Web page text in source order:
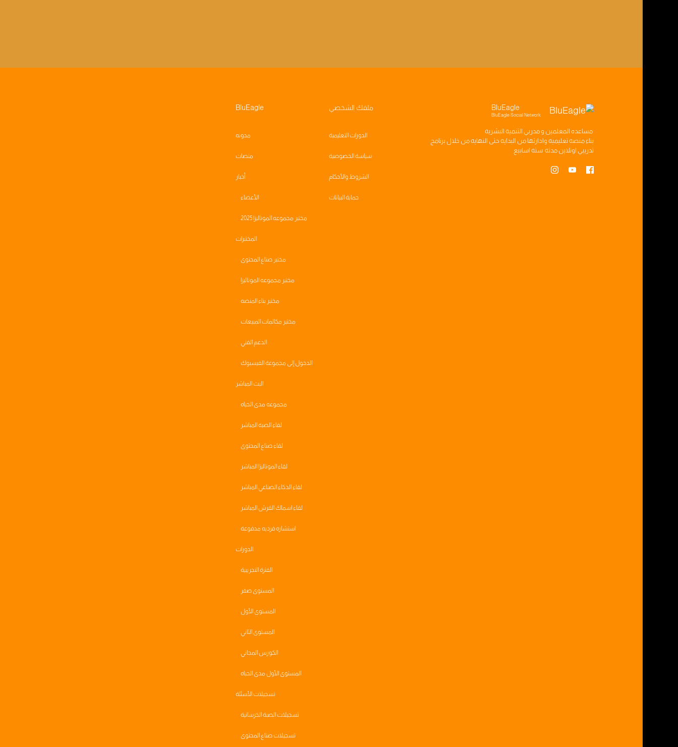
BluEagle
BluEagle Social Network
مساعده المعلمين ومدربي التنميه البشريه
بناءمنصه تعليميه وادارتها من البدايه حتى النهايه من خلال برنامج
تدريبي اونلاين مدته سته اسابيع
ملفك الشخصي
الدورات التعليمية
سياسة الخصوصية
الشروط والأحكام
حماية البيانات
BluEagle
مدونه
منصات
أخبار
الأعضاء
مختبر مجموعه الموناليزا 2025
المختبرات
مختبر صناع المحتوى
مختبر مجموعه الموناليزا
مختبر بناء المنصه
مختبر مكالمات المبيعات
الدعم الفني
الدخول إلى مجموعة الفيسبوك
البث المباشر
مجموعه مدى الحياه
لقاء الصبة المباشر
لقاء صناع المحتوى
لقاء الموناليزا المباشر
لقاء الذكاء الصناعي المباشر
لقاء اسماك القرش المباشر
استشاره فرديه مدفوعة
الدورات
الفترة التجريبية
المستوى صفر
المستوى الأول
المستوى الثاني
الكورس المجاني
المستوى الأول مدى الحياه
تسجيلات الأسئلة
تسجيلات الصبة الخرسانية
تسجيلات صناع المحتوى